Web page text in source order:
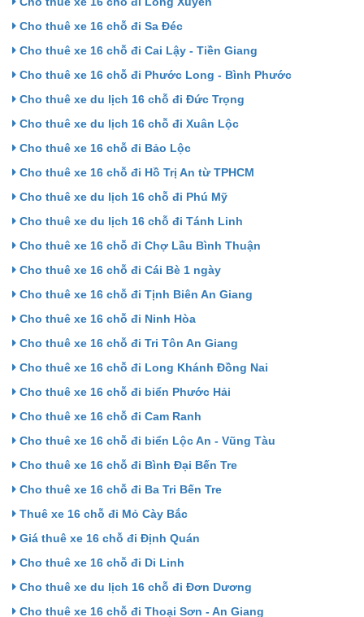
Cho thuê xe 16 chỗ đi Sa Đéc
Cho thuê xe 16 chỗ đi Cai Lậy - Tiền Giang
Cho thuê xe 16 chỗ đi Phước Long - Bình Phước
Cho thuê xe du lịch 16 chỗ đi Đức Trọng
Cho thuê xe du lịch 16 chỗ đi Xuân Lộc
Cho thuê xe 16 chỗ đi Bảo Lộc
Cho thuê xe 16 chỗ đi Hồ Trị An từ TPHCM
Cho thuê xe du lịch 16 chỗ đi Phú Mỹ
Cho thuê xe du lịch 16 chỗ đi Tánh Linh
Cho thuê xe 16 chỗ đi Chợ Lầu Bình Thuận
Cho thuê xe 16 chỗ đi Cái Bè 1 ngày
Cho thuê xe 16 chỗ đi Tịnh Biên An Giang
Cho thuê xe 16 chỗ đi Ninh Hòa
Cho thuê xe 16 chỗ đi Tri Tôn An Giang
Cho thuê xe 16 chỗ đi Long Khánh Đồng Nai
Cho thuê xe 16 chỗ đi biển Phước Hải
Cho thuê xe 16 chỗ đi Cam Ranh
Cho thuê xe 16 chỗ đi biển Lộc An - Vũng Tàu
Cho thuê xe 16 chỗ đi Bình Đại Bến Tre
Cho thuê xe 16 chỗ đi Ba Tri Bến Tre
Thuê xe 16 chỗ đi Mỏ Cày Bắc
Giá thuê xe 16 chỗ đi Định Quán
Cho thuê xe 16 chỗ đi Di Linh
Cho thuê xe du lịch 16 chỗ đi Đơn Dương
Cho thuê xe 16 chỗ đi Thoại Sơn - An Giang